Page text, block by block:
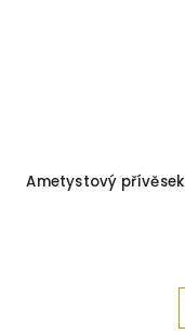
Ametystový přívěsek